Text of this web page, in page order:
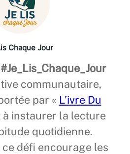
Chaque Jour
#Je_Lis_Chaque_Jour
communautaire,
par « L’ivre Du
à instaurer la lecture
quotidienne.
défi encourage les